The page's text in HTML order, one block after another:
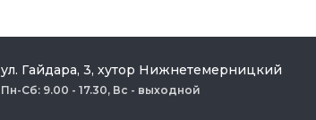
ул. Гайдара, 3, хутор Нижнетемерницкий
Пн-Сб: 9.00 - 17.30, Вс - выходной